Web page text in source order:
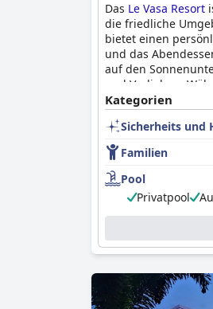
Das Le Vasa Resort
die friedliche
bietet einen
und das
auf den
und Vorlieben.
Professionalität
die Verfügbarkeit
einen
Kategorien
Sicherheits und
Familien
Pool
Privatpool